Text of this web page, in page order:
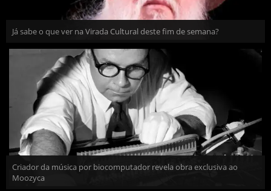
Já sabe o que ver na Virada Cultural deste fim de semana?
Criador da música por biocomputador revela obra exclusiva ao
Moozyca